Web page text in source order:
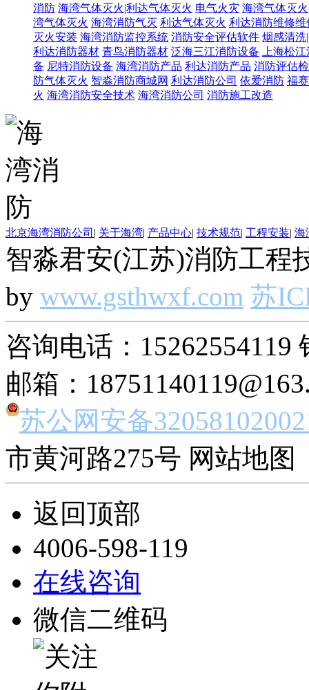
消防 海湾气体灭火|利达气体灭火 电气火灾 海湾气体灭
湾气体灭火 海湾消防气灭 利达气体灭火 利达消防维修维
灭火安装 海湾消防监控系统 消防安全评估软件 烟感清洗
利达消防器材 青鸟消防器材 泛海三江消防设备
上海松
备 尼特消防设备 海湾消防产品 利达消防产品 消防评估
防气体灭火 智淼消防商城网 利达消防公司 依爱消防 福
火 海湾消防安全技术 海湾消防公司 消防施工改造
北京海湾消防公司 | 关于海湾| 产品中心| 技术规范| 工程安装| 海
智淼君安(江苏)消防工程
by www.gsthwxf.com 苏
咨询电话：15262554119
邮箱：
苏公网安备
市黄河路275号 网站地图
返回顶部
4006-598-119
在线咨询
微信二维码